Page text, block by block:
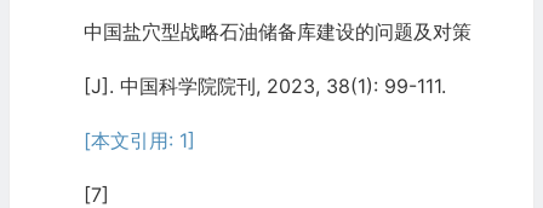
中国盐穴型战略石油储备库建设的问题及对策
[J]. 中国科学院院刊, 2023, 38(1): 99-111.
[本文引用: 1]
[7]